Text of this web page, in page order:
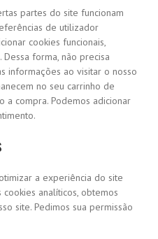
partes do site funcionam
de utilizador
cookies funcionais,
forma, não precisa
informações ao visitar o nosso
no seu carrinho de
a compra. Podemos adicionar
a experiência do site
cookies analíticos, obtemos
site. Pedimos sua permissão